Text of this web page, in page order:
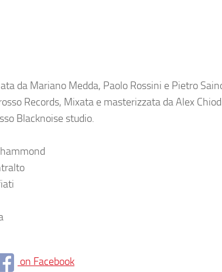
da Mariano Medda, Paolo Rossini e Pietro
Records, Mixata e masterizzata da Alex
Blacknoise studio.
on Facebook